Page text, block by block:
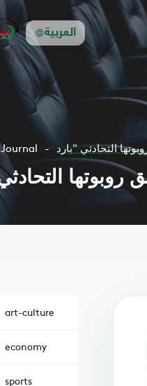
العربية
Journal
art-culture
economy
sports